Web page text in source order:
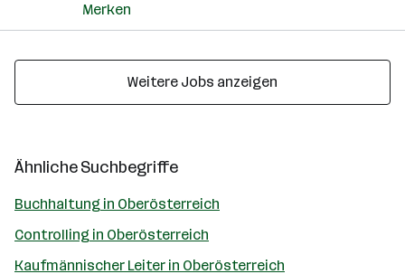
Merken
Weitere Jobs anzeigen
Ähnliche Suchbegriffe
Buchhaltung in Oberösterreich
Controlling in Oberösterreich
Kaufmännischer Leiter in Oberösterreich